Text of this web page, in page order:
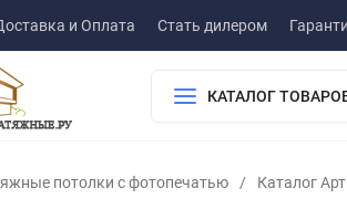
и Оплата Стать дилером
КАТАЛОГ
потолки с фотопечатью / Каталог